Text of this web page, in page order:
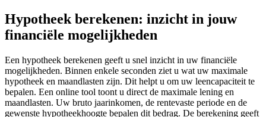
Hypotheek berekenen: inzicht in jouw
financiële mogelijkheden
Een hypotheek berekenen geeft u snel inzicht in uw financiële
mogelijkheden. Binnen enkele seconden ziet u wat uw maximale
hypotheek en maandlasten zijn. Dit helpt u om uw leencapaciteit te
bepalen. Een online tool toont u direct de maximale lening en
maandlasten. Uw bruto jaarinkomen, de rentevaste periode en de
gewenste hypotheekhoogte bepalen dit bedrag. De berekening geeft